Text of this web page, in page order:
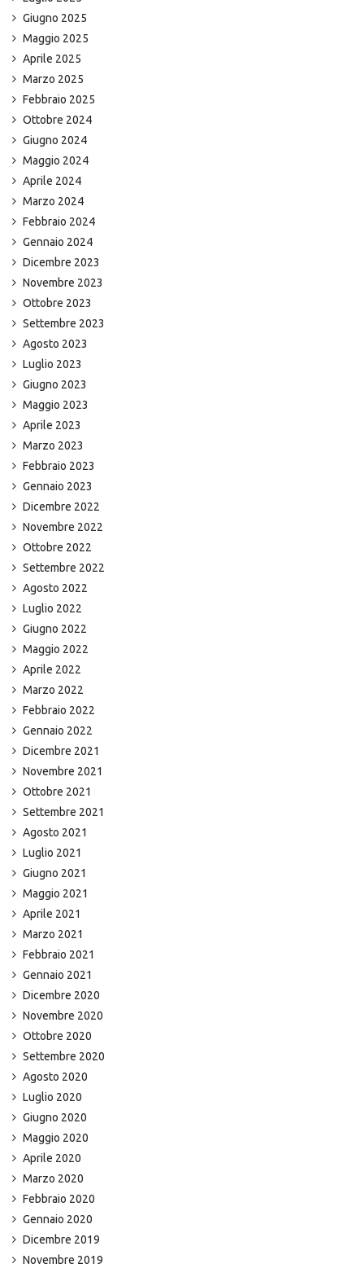
Giugno 2025
Maggio 2025
Aprile 2025
Marzo 2025
Febbraio 2025
Ottobre 2024
Giugno 2024
Maggio 2024
Aprile 2024
Marzo 2024
Febbraio 2024
Gennaio 2024
Dicembre 2023
Novembre 2023
Ottobre 2023
Settembre 2023
Agosto 2023
Luglio 2023
Giugno 2023
Maggio 2023
Aprile 2023
Marzo 2023
Febbraio 2023
Gennaio 2023
Dicembre 2022
Novembre 2022
Ottobre 2022
Settembre 2022
Agosto 2022
Luglio 2022
Giugno 2022
Maggio 2022
Aprile 2022
Marzo 2022
Febbraio 2022
Gennaio 2022
Dicembre 2021
Novembre 2021
Ottobre 2021
Settembre 2021
Agosto 2021
Luglio 2021
Giugno 2021
Maggio 2021
Aprile 2021
Marzo 2021
Febbraio 2021
Gennaio 2021
Dicembre 2020
Novembre 2020
Ottobre 2020
Settembre 2020
Agosto 2020
Luglio 2020
Giugno 2020
Maggio 2020
Aprile 2020
Marzo 2020
Febbraio 2020
Gennaio 2020
Dicembre 2019
Novembre 2019